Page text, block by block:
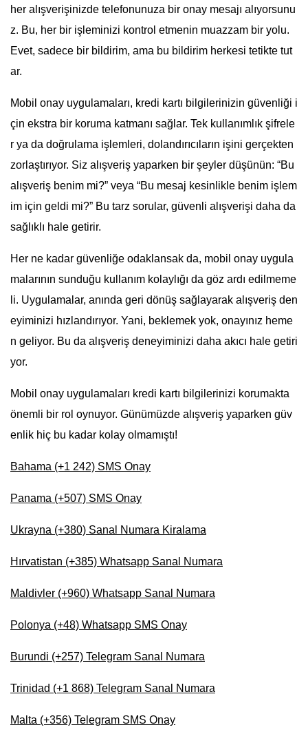
her alışverişinizde telefonunuza bir onay mesajı alıyorsunu
z. Bu, her bir işleminizi kontrol etmenin muazzam bir yolu.
Evet, sadece bir bildirim, ama bu bildirim herkesi tetikte tut
ar.
Mobil onay uygulamaları, kredi kartı bilgilerinizin güvenliği i
çin ekstra bir koruma katmanı sağlar. Tek kullanımlık şifrele
r ya da doğrulama işlemleri, dolandırıcıların işini gerçekten
zorlaştırıyor. Siz alışveriş yaparken bir şeyler düşünün: “Bu
alışveriş benim mi?” veya “Bu mesaj kesinlikle benim işlem
im için geldi mi?” Bu tarz sorular, güvenli alışverişi daha da
sağlıklı hale getirir.
Her ne kadar güvenliğe odaklansak da, mobil onay uygula
malarının sunduğu kullanım kolaylığı da göz ardı edilmeme
li. Uygulamalar, anında geri dönüş sağlayarak alışveriş den
eyiminizi hızlandırıyor. Yani, beklemek yok, onayınız heme
n geliyor. Bu da alışveriş deneyiminizi daha akıcı hale getiri
yor.
Mobil onay uygulamaları kredi kartı bilgilerinizi korumakta
önemli bir rol oynuyor. Günümüzde alışveriş yaparken güv
enlik hiç bu kadar kolay olmamıştı!
Bahama (+1 242) SMS Onay
Panama (+507) SMS Onay
Ukrayna (+380) Sanal Numara Kiralama
Hırvatistan (+385) Whatsapp Sanal Numara
Maldivler (+960) Whatsapp Sanal Numara
Polonya (+48) Whatsapp SMS Onay
Burundi (+257) Telegram Sanal Numara
Trinidad (+1 868) Telegram Sanal Numara
Malta (+356) Telegram SMS Onay